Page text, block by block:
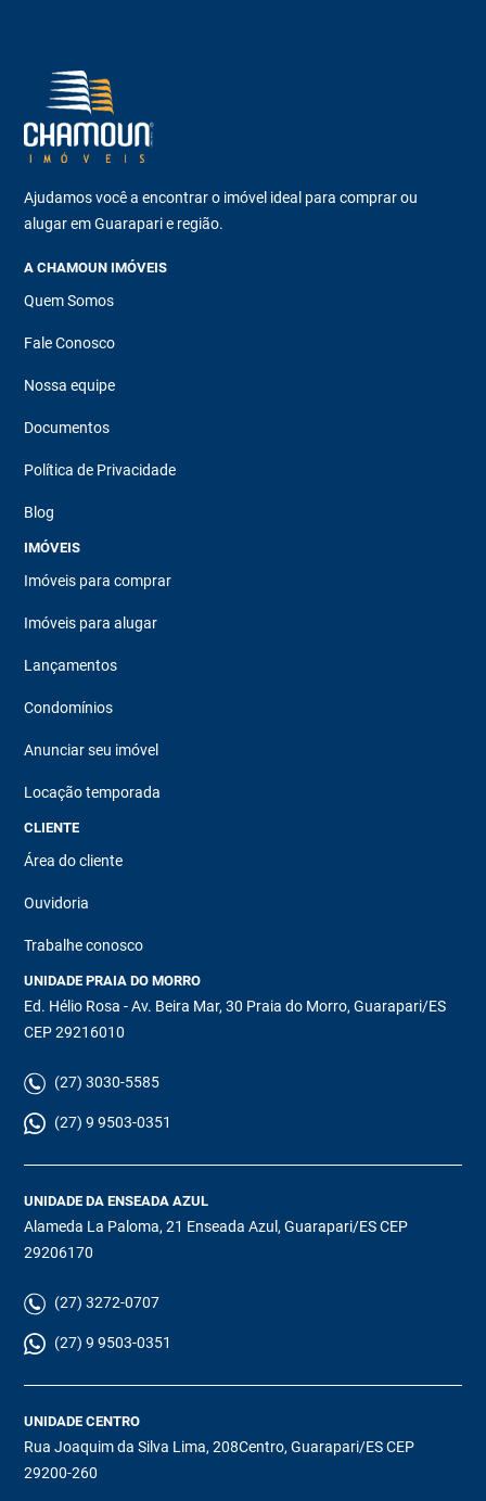
Ajudamos você a encontrar o imóvel ideal para comprar ou
alugar em Guarapari e região.
A CHAMOUN IMÓVEIS
Quem Somos
Fale Conosco
Nossa equipe
Documentos
Política de Privacidade
Blog
IMÓVEIS
Imóveis para comprar
Imóveis para alugar
Lançamentos
Condomínios
Anunciar seu imóvel
Locação temporada
CLIENTE
Área do cliente
Ouvidoria
Trabalhe conosco
UNIDADE PRAIA DO MORRO
Ed. Hélio Rosa - Av. Beira Mar, 30 Praia do Morro, Guarapari/ES
CEP 29216010
(27) 3030-5585
(27) 9 9503-0351
UNIDADE DA ENSEADA AZUL
Alameda La Paloma, 21 Enseada Azul, Guarapari/ES CEP
29206170
(27) 3272-0707
(27) 9 9503-0351
UNIDADE CENTRO
Rua Joaquim da Silva Lima, 208Centro, Guarapari/ES CEP
29200-260